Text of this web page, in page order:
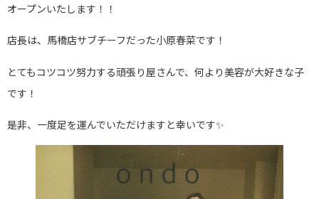
オープンいたします！！
店長は、馬橋店サブチーフだった小原春菜です！
とてもコツコツ努力する頑張り屋さんで、何より美容が大好きな子
です！
是非、一度足を運んでいただけますと幸いです✨